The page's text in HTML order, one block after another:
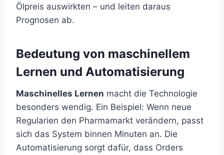
Ölpreis auswirkten – und leiten daraus
Prognosen ab.
Bedeutung von maschinellem
Lernen und Automatisierung
Maschinelles Lernen macht die Technologie
besonders wendig. Ein Beispiel: Wenn neue
Regularien den Pharmamarkt verändern, passt
sich das System binnen Minuten an. Die
Automatisierung sorgt dafür, dass Orders